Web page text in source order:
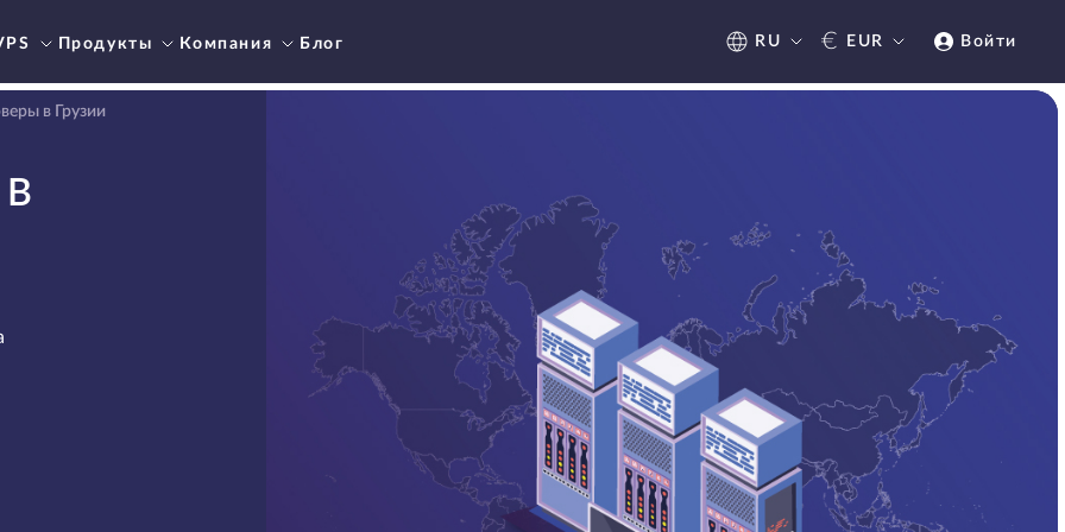
Продукты Компания Блог RU € EUR Войти
в Грузии